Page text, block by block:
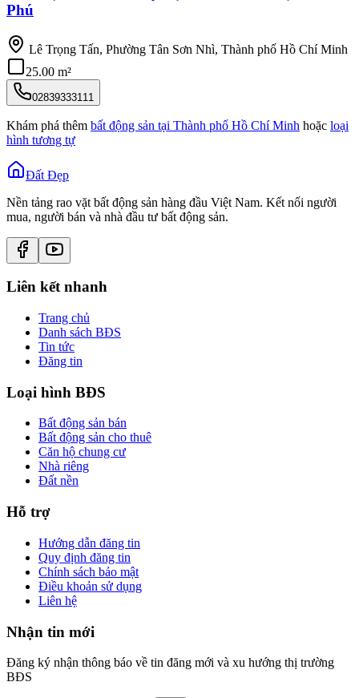
Phú
Lê Trọng Tấn, Phường Tân Sơn Nhì, Thành phố Hồ Chí Minh
25.00 m²
02839333111
Khám phá thêm bất động sản tại Thành phố Hồ Chí Minh hoặc loại
hình tương tự
Đất Đẹp
Nền tảng rao vặt bất động sản hàng đầu Việt Nam. Kết nối người
mua, người bán và nhà đầu tư bất động sản.
Liên kết nhanh
Trang chủ
Danh sách BĐS
Tin tức
Đăng tin
Loại hình BĐS
Bất động sản bán
Bất động sản cho thuê
Căn hộ chung cư
Nhà riêng
Đất nền
Hỗ trợ
Hướng dẫn đăng tin
Quy định đăng tin
Chính sách bảo mật
Điều khoản sử dụng
Liên hệ
Nhận tin mới
Đăng ký nhận thông báo về tin đăng mới và xu hướng thị trường
BĐS